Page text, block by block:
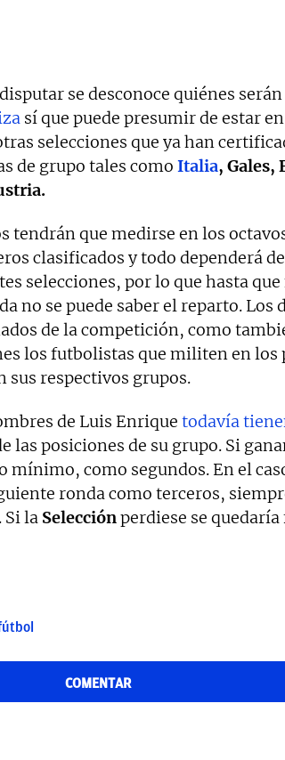
se desconoce quiénes serán
sí que puede presumir de estar
selecciones que ya han
de grupo tales como Italia, Gales,
tendrán que medirse en los
clasificados y todo dependerá
selecciones, por lo que hasta que
no se puede saber el reparto. Los
de la competición, como
los futbolistas que militen en los
sus respectivos grupos.
de Luis Enrique todavía
las posiciones de su grupo. Si
mínimo, como segundos. En el
ronda como terceros,
. Si la Selecciónperdiese se quedaría
COMENTAR